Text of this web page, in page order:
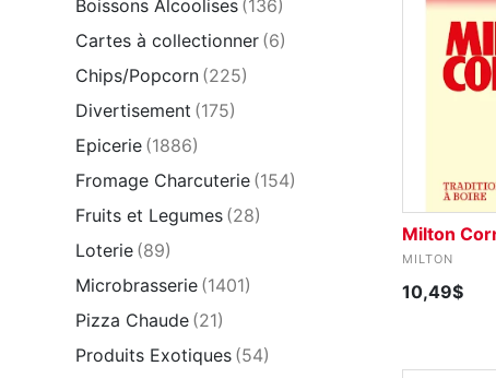
Boissons Alcoolises (136)
Cartes à collectionner (6)
Chips/Popcorn (225)
Divertisement (175)
Epicerie (1886)
Fromage Charcuterie (154)
Fruits et Legumes (28)
Loterie (89)
Microbrasserie (1401)
Pizza Chaude (21)
Produits Exotiques (54)
Milton
MILTON
10,49$